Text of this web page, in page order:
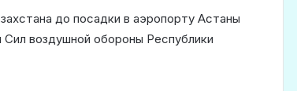
до посадки в аэропорту Астаны
воздушной обороны Республики